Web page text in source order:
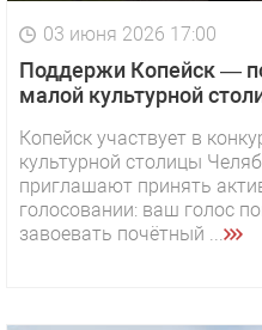
03 июня 2026 17:00
Поддержи Копейск —
малой культурной
Копейск участвует в
культурной столицы
приглашают принять
голосовании: ваш голос
завоевать почётный ...